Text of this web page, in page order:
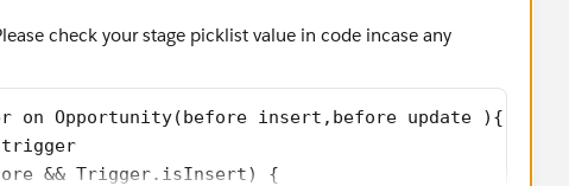
check your stage picklist value in code incase any
on Opportunity(before insert,before update ){
&& Trigger.isInsert) {